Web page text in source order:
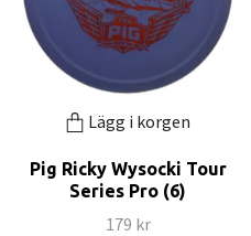
Lägg i korgen
Pig Ricky Wysocki Tour
Series Pro (6)
179 kr